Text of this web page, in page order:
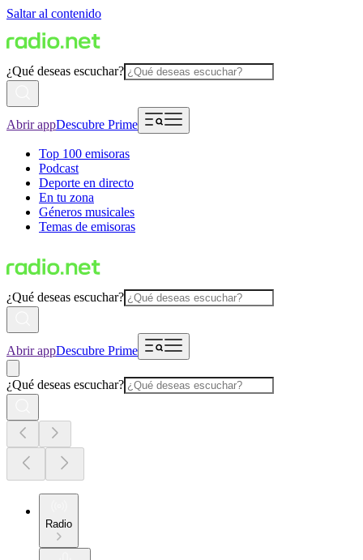
Saltar al contenido
¿Qué deseas escuchar?
Abrir appDescubre Prime
Top 100 emisoras
Podcast
Deporte en directo
En tu zona
Géneros musicales
Temas de emisoras
¿Qué deseas escuchar?
Abrir appDescubre Prime
¿Qué deseas escuchar?
Radio